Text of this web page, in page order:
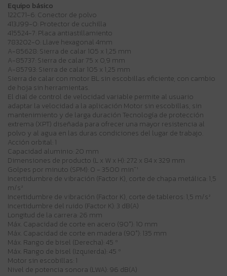
Equipo básico
122C71-6: Conector de polvo
413J99-0: Protector de cuchilla
415524-7: Placa antiastillamiento
783202-0: Llave hexagonal 4mm
A-85628: Sierra de calar 105 x 1,25 mm
A-85737: Sierra de calar 75 x 0,9 mm
A-85793: Sierra de calar 105 x 1,25 mm
Sierra de calar con motor BL sin escobillas eficiente, con cambio
de hoja sin herramientas.
El dial de control de velocidad variable permite al usuario
adaptar la velocidad a la aplicación Motor sin escobillas, sin
mantenimiento y de larga duración Tecnología de protección
extrema (XPT) diseñada para ofrecer una mayor resistencia al
polvo y al agua en las duras condiciones del lugar de trabajo.
Acción orbital: 1
Capacidad aluminio: 20 mm
Dimensiones de producto (L x W x H): 272 x 84 x 329 mm
Golpes por minuto (SPM): 0 - 3500 min⁻¹
Incertidumbre de vibración (Factor K), corte de chapa metálica: 1,5
m/s²
Incertidumbre de vibración (Factor K), corte de tableros: 1,5 m/s²
Incertidumbre del ruido (Factor K): 3 dB(A)
Longitud de la carrera: 26 mm
Máx. Capacidad de corte en acero (90°): 10 mm
Máx. Capacidad de corte en madera (90°): 135 mm
Máx. Rango de bisel (Derecha): 45 º
Máx. Rango de bisel (Izquierda): 45 º
Motor sin escobillas: 1
Nivel de potencia sonora (LWA): 96 dB(A)